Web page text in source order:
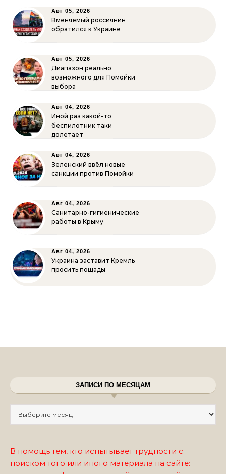
Авг 05, 2026
Вменяемый россиянин
обратился к Украине
Авг 05, 2026
Диапазон реально
возможного для Помойки
выбора
Авг 04, 2026
Иной раз какой-то
беспилотник таки
долетает
Авг 04, 2026
Зеленский ввёл новые
санкции против Помойки
Авг 04, 2026
Санитарно-гигиенические
работы в Крыму
Авг 04, 2026
Украина заставит Кремль
просить пощады
ЗАПИСИ ПО МЕСЯЦАМ
В помощь тем, кто испытывает трудности с
поиском того или иного материала на сайте: